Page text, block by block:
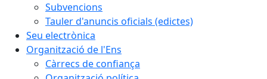
Subvencions
Tauler d'anuncis oficials (edictes)
Seu electrònica
Organització de l'Ens
Càrrecs de confiança